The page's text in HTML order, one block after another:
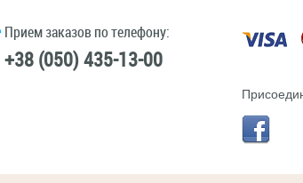
Прием заказов по телефону:
+38 (050) 435-13-00